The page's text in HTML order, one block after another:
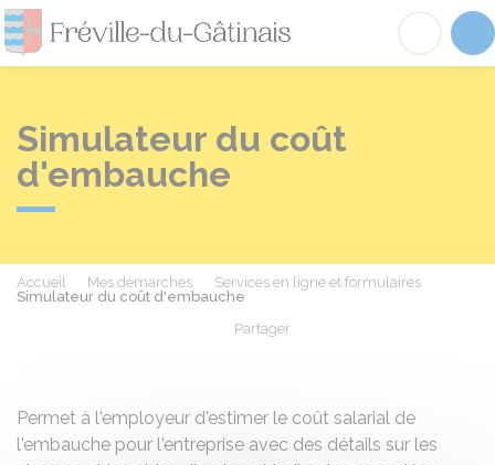
Fréville-du-
Simulateur du coût
d'embauche
Accueil Mes démarches
Services en ligne et formulaires
Simulateur du coût d'embauche
Partager
Permet à l'employeur d'estimer le coût salarial de
l'embauche pour l'entreprise avec des détails sur les